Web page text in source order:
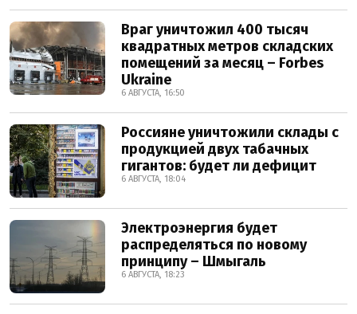
Враг уничтожил 400 тысяч
квадратных метров складских
помещений за месяц – Forbes
Ukraine
6 АВГУСТА, 16:50
Россияне уничтожили склады с
продукцией двух табачных
гигантов: будет ли дефицит
6 АВГУСТА, 18:04
Электроэнергия будет
распределяться по новому
принципу – Шмыгаль
6 АВГУСТА, 18:23